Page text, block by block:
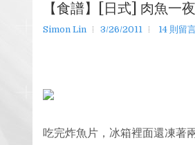
【食譜】[日式] 肉魚一
Simon Lin 3/26/2011 14 則留
吃完炸魚片，冰箱裡面還凍著